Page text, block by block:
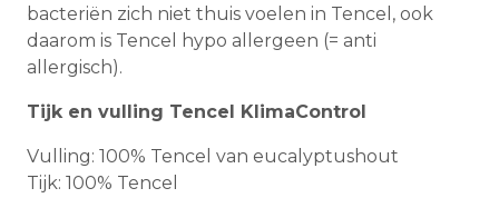
bacteriën zich niet thuis voelen in Tencel, ook
daarom is Tencel hypo allergeen (= anti
allergisch).
Tijk en vulling Tencel KlimaControl
Vulling: 100% Tencel van eucalyptushout
Tijk: 100% Tencel